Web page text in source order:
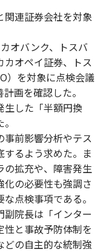
連証券会社を対象
オバンク、トスバ
カオペイ証券、トス
）を対象に点検会議
画を確認した。
生した「半額円換
前影響分析やテス
するよう求めた。ま
の拡充や、障害発生
の必要性も強調さ
点検事項である。
院長は「インター
と事故予防体制を
の自主的な統制強